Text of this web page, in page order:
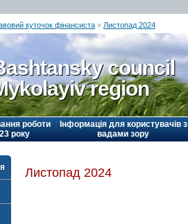
куточок фінансиста » Листопад 2024
council
region
роботи
року
Інформація для користувачів з
вадами зору
Листопад 2024